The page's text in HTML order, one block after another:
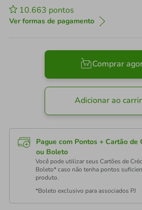
10.663 pontos
Ver formas de pagamento
Comprar
Adicionar ao
Pague com Pontos + Cartão de
ou Boleto
Você pode utilizar seus Cartões de
Boleto* caso não tenha pontos
produto.
*Boleto exclusivo para associados PJ